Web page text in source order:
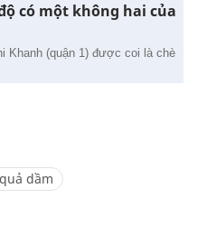
có một không hai của
Khanh (quận 1) được coi là chè
dầm